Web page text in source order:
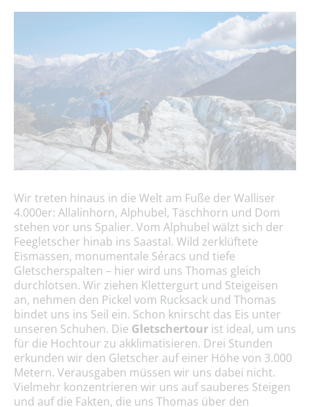
Wir treten hinaus in die Welt am Fuße der Walliser
4.000er: Allalinhorn, Alphubel, Täschhorn und Dom
stehen vor uns Spalier. Vom Alphubel wälzt sich der
Feegletscher hinab ins Saastal. Wild zerklüftete
Eismassen, monumentale Séracs und tiefe
Gletscherspalten – hier wird uns Thomas gleich
durchlotsen. Wir ziehen Klettergurt und Steigeisen
an, nehmen den Pickel vom Rucksack und Thomas
bindet uns ins Seil ein. Schon knirscht das Eis unter
unseren Schuhen. Die Gletschertour ist ideal, um uns
für die Hochtour zu akklimatisieren. Drei Stunden
erkunden wir den Gletscher auf einer Höhe von 3.000
Metern. Verausgaben müssen wir uns dabei nicht.
Vielmehr konzentrieren wir uns auf sauberes Steigen
und auf die Fakten, die uns Thomas über den